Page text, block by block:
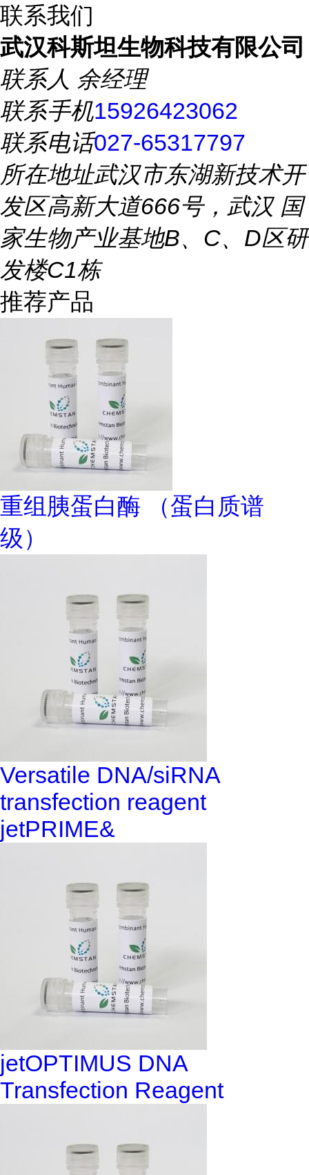
联系我们
武汉科斯坦生物科技有限公司
联系人 余经理
联系手机15926423062
联系电话027-65317797
所在地址武汉市东湖新技术开
发区高新大道666号，武汉 国
家生物产业基地B、C、D区研
发楼C1栋
推荐产品
重组胰蛋白酶 （蛋白质谱
级）
Versatile DNA/siRNA
transfection reagent
jetPRIME&
jetOPTIMUS DNA
Transfection Reagent